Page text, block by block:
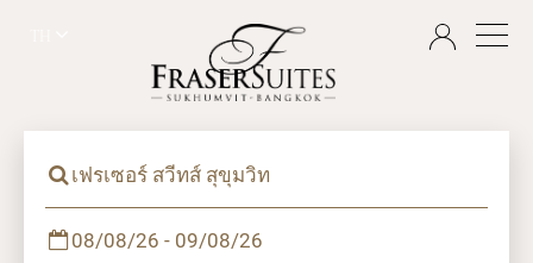
เฟรเซอร์ สวีทส์ สุขุมวิท
08/08/26 - 09/08/26